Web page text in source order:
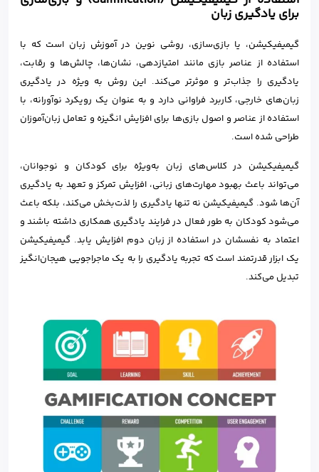
برای یادگیری زبان
گیمیفیکیشن، یا بازی‌سازی، روشی نوین در آموزش زبان است که با
استفاده از عناصر بازی مانند امتیازدهی، نشان‌ها، چالش‌ها و رقابت،
یادگیری را جذاب‌تر و موثرتر می‌کند. این روش به ویژه در یادگیری
زبان‌های خارجی، کاربرد فراوانی دارد و به عنوان یک رویکرد نوآورانه، با
استفاده از عناصر و اصول بازی‌ها برای افزایش انگیزه و تعامل زبان‌آموزان
طراحی شده است.
گیمیفیکیشن در کلاس‌های زبان به‌ویژه برای کودکان و نوجوانان،
می‌تواند باعث بهبود مهارت‌های زبانی، افزایش تمرکز و تعهد به یادگیری
آن‌ها شود. گیمیفیکیشن نه تنها یادگیری را لذت‌بخش می‌کند، بلکه باعث
می‌شود کودکان به طور فعال در فرایند یادگیری همکاری داشته باشند و
اعتماد به نفسشان در استفاده از زبان دوم افزایش یابد. گیمیفیکیشن
یک ابزار قدرتمند است که تجربه یادگیری را به یک ماجراجویی هیجان‌انگیز
تبدیل می‌کند.